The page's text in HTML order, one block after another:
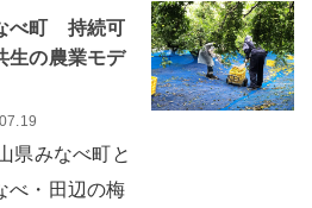
べ町 持続可
の農業モデ
みなべ町と
べ・田辺の梅